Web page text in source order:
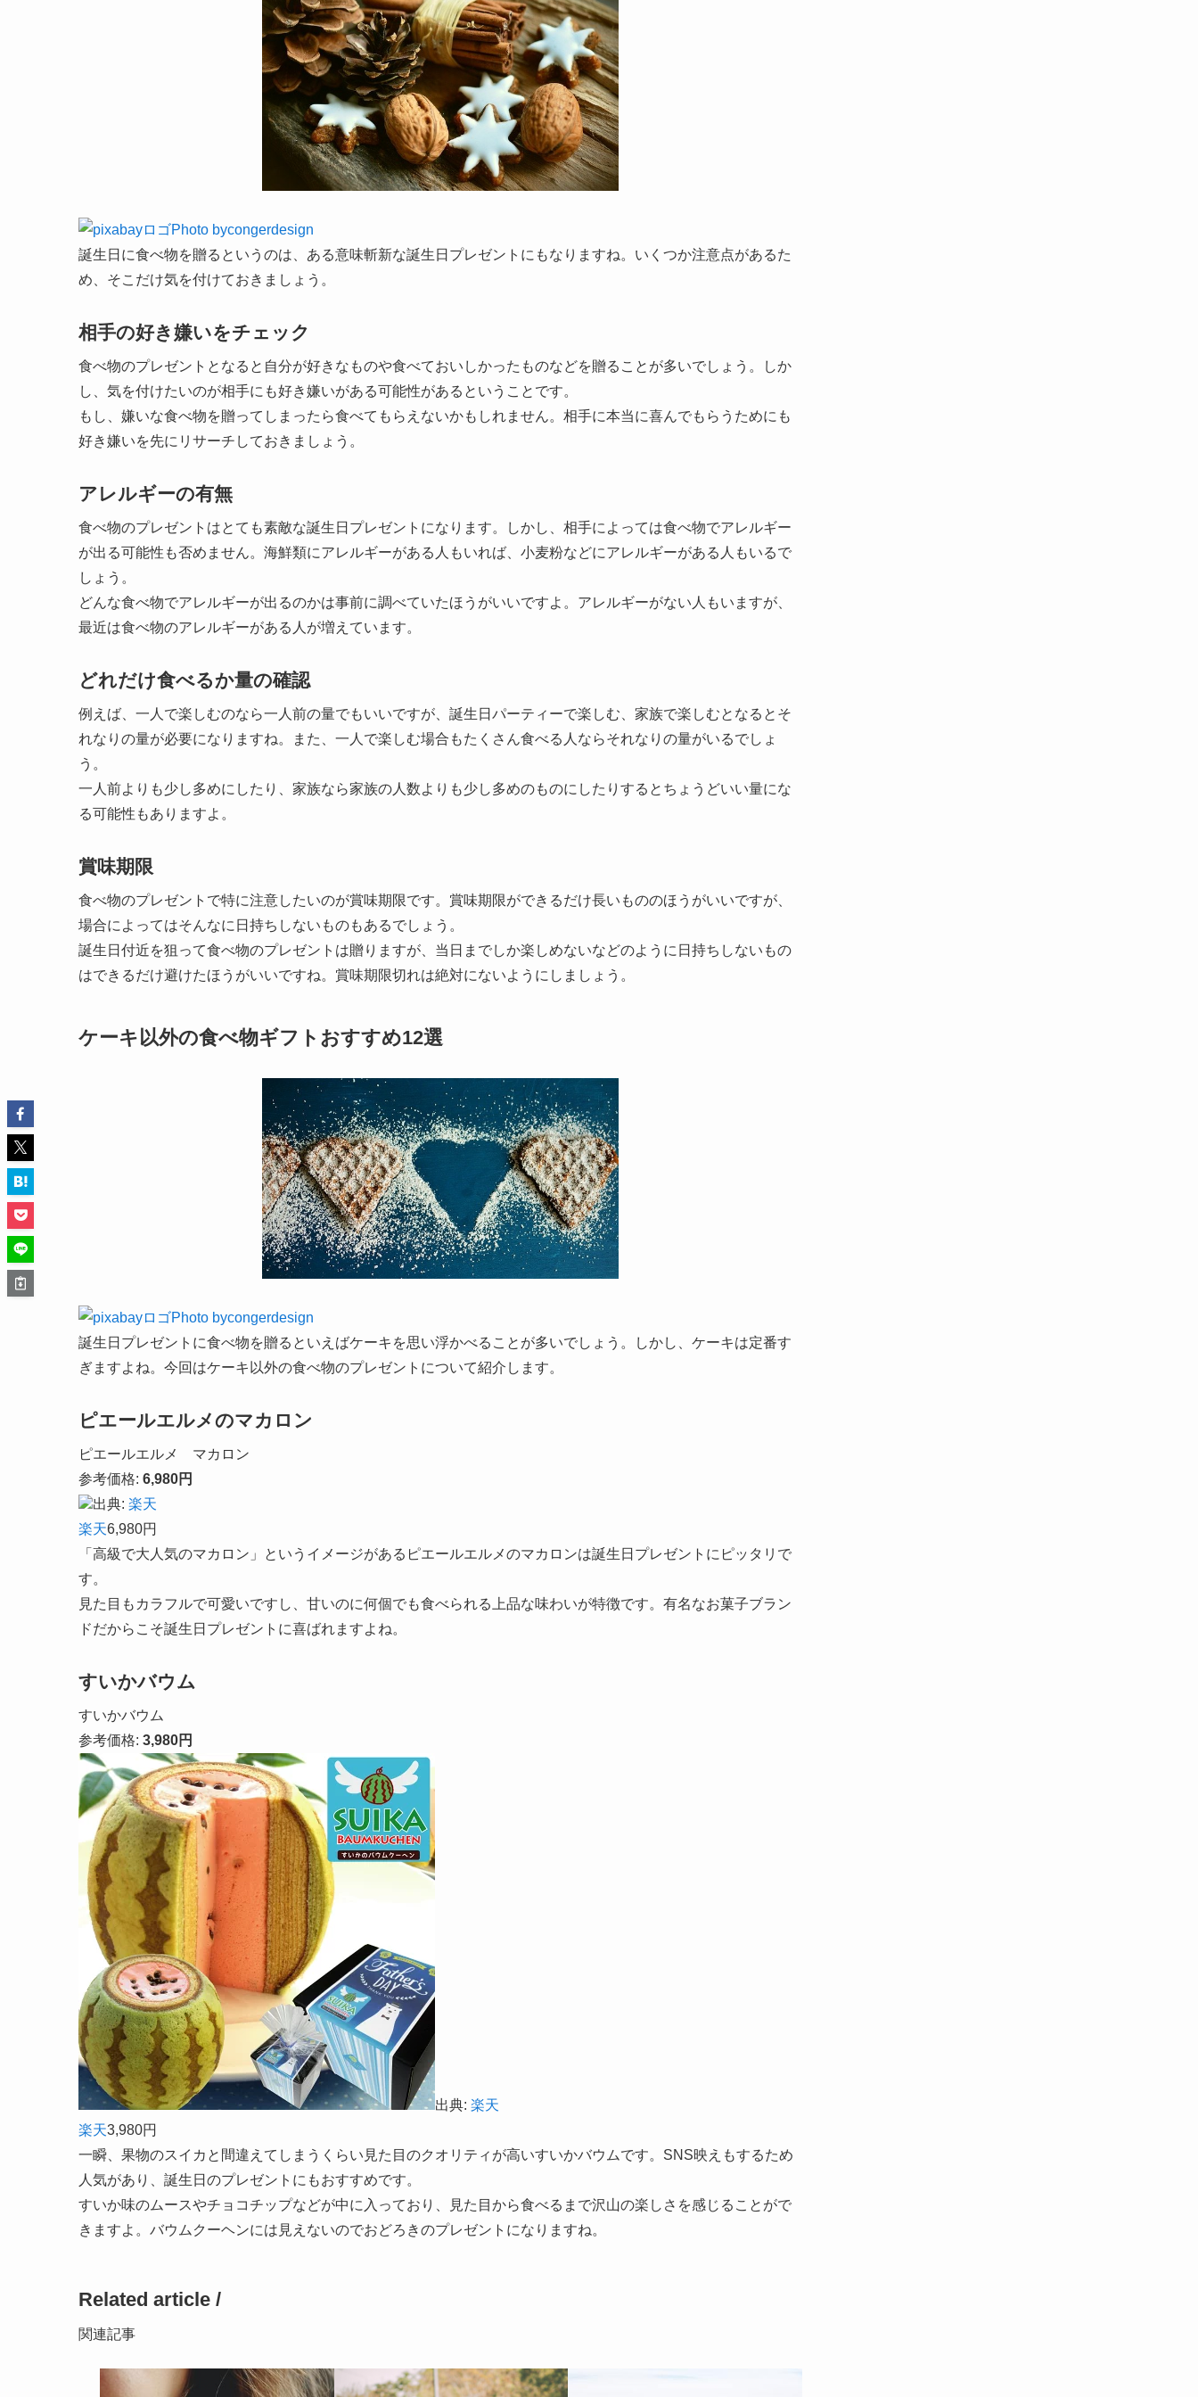
Photo bycongerdesign
誕生日に食べ物を贈るというのは、ある意味斬新な誕生日プレゼントにもなりますね。いくつか注意点があるた
め、そこだけ気を付けておきましょう。
相手の好き嫌いをチェック
食べ物のプレゼントとなると自分が好きなものや食べておいしかったものなどを贈ることが多いでしょう。しか
し、気を付けたいのが相手にも好き嫌いがある可能性があるということです。
もし、嫌いな食べ物を贈ってしまったら食べてもらえないかもしれません。相手に本当に喜んでもらうためにも
好き嫌いを先にリサーチしておきましょう。
アレルギーの有無
食べ物のプレゼントはとても素敵な誕生日プレゼントになります。しかし、相手によっては食べ物でアレルギー
が出る可能性も否めません。海鮮類にアレルギーがある人もいれば、小麦粉などにアレルギーがある人もいるで
しょう。
どんな食べ物でアレルギーが出るのかは事前に調べていたほうがいいですよ。アレルギーがない人もいますが、
最近は食べ物のアレルギーがある人が増えています。
どれだけ食べるか量の確認
例えば、一人で楽しむのなら一人前の量でもいいですが、誕生日パーティーで楽しむ、家族で楽しむとなるとそ
れなりの量が必要になりますね。また、一人で楽しむ場合もたくさん食べる人ならそれなりの量がいるでしょ
う。
一人前よりも少し多めにしたり、家族なら家族の人数よりも少し多めのものにしたりするとちょうどいい量にな
る可能性もありますよ。
賞味期限
食べ物のプレゼントで特に注意したいのが賞味期限です。賞味期限ができるだけ長いもののほうがいいですが、
場合によってはそんなに日持ちしないものもあるでしょう。
誕生日付近を狙って食べ物のプレゼントは贈りますが、当日までしか楽しめないなどのように日持ちしないもの
はできるだけ避けたほうがいいですね。賞味期限切れは絶対にないようにしましょう。
ケーキ以外の食べ物ギフトおすすめ12選
Photo bycongerdesign
誕生日プレゼントに食べ物を贈るといえばケーキを思い浮かべることが多いでしょう。しかし、ケーキは定番す
ぎますよね。今回はケーキ以外の食べ物のプレゼントについて紹介します。
ピエールエルメのマカロン
ピエールエルメ マカロン
参考価格: 6,980円
出典: 楽天
楽天6,980円
「高級で大人気のマカロン」というイメージがあるピエールエルメのマカロンは誕生日プレゼントにピッタリで
す。
見た目もカラフルで可愛いですし、甘いのに何個でも食べられる上品な味わいが特徴です。有名なお菓子ブラン
ドだからこそ誕生日プレゼントに喜ばれますよね。
すいかバウム
すいかバウム
参考価格: 3,980円
出典: 楽天
楽天3,980円
一瞬、果物のスイカと間違えてしまうくらい見た目のクオリティが高いすいかバウムです。SNS映えもするため
人気があり、誕生日のプレゼントにもおすすめです。
すいか味のムースやチョコチップなどが中に入っており、見た目から食べるまで沢山の楽しさを感じることがで
きますよ。バウムクーヘンには見えないのでおどろきのプレゼントになりますね。
Related article /
関連記事